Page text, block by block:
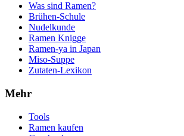
Was sind Ramen?
Brühen-Schule
Nudelkunde
Ramen Knigge
Ramen-ya in Japan
Miso-Suppe
Zutaten-Lexikon
Mehr
Tools
Ramen kaufen